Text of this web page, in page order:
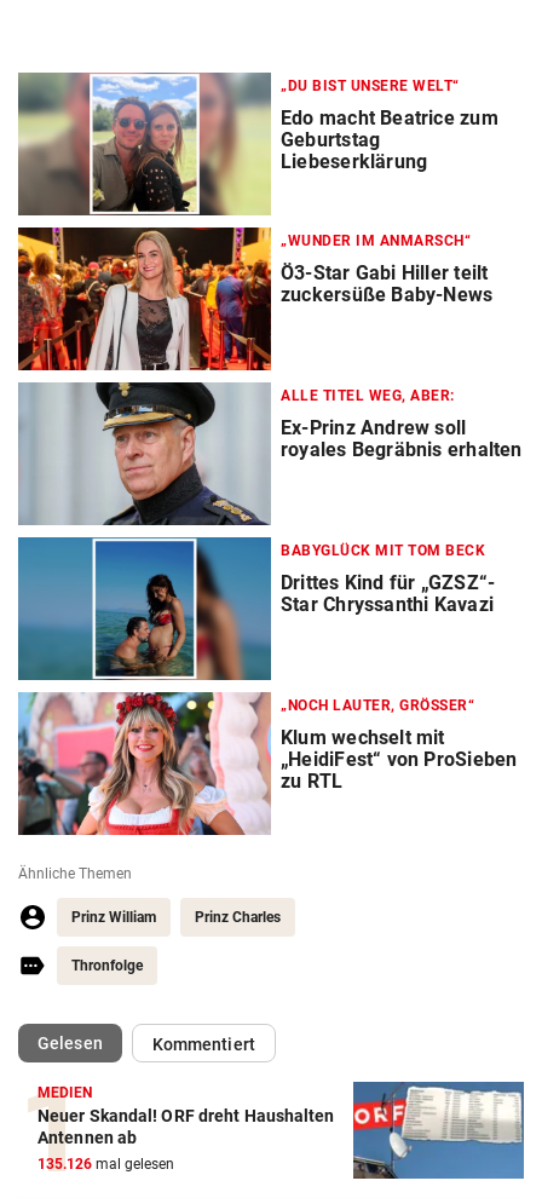
„DU BIST UNSERE WELT“
Edo macht Beatrice zum
Geburtstag
Liebeserklärung
„WUNDER IM ANMARSCH“
Ö3-Star Gabi Hiller teilt
zuckersüße Baby-News
ALLE TITEL WEG, ABER:
Ex-Prinz Andrew soll
royales Begräbnis erhalten
BABYGLÜCK MIT TOM BECK
Drittes Kind für „GZSZ“-
Star Chryssanthi Kavazi
„NOCH LAUTER, GRÖSSER“
Klum wechselt mit
„HeidiFest“ von ProSieben
zu RTL
Ähnliche Themen
Prinz William Prinz Charles
Thronfolge
Gelesen(ausgewählt)Kommentiert
MEDIEN
Neuer Skandal! ORF dreht Haushalten
Antennen ab
135.126 mal gelesen